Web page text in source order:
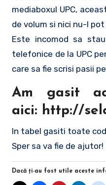
mediaboxul UPC,
de volum si nici nu-l pot
Este incomod sa
telefonice de la UPC
care sa fie scrisi pasii
Am gasit
aici: http://
In tabel gasiti toate
Sper sa va fie de ajutor!
Dacă ţi-au fost utile aceste